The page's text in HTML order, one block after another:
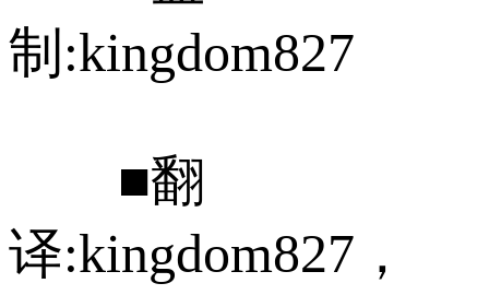
制:kingdom827
■翻
译:kingdom827，